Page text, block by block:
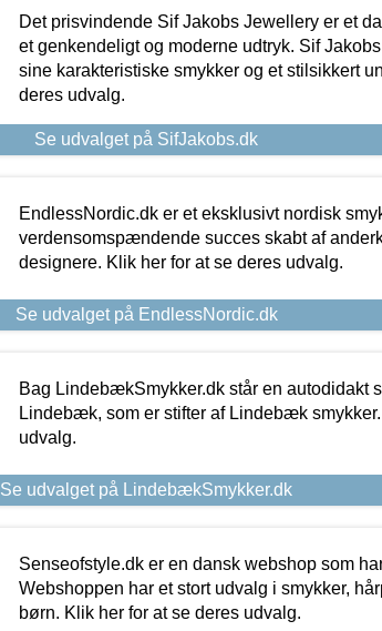
Det prisvindende Sif Jakobs Jewellery er et
et genkendeligt og moderne udtryk. Sif
sine karakteristiske smykker og et stilsikkert
deres udvalg.
Se udvalget på SifJakobs.dk
EndlessNordic.dk er et eksklusivt nordisk
verdensomspændende succes skabt af
designere. Klik her for at se deres udvalg.
Se udvalget på EndlessNordic.dk
Bag LindebækSmykker.dk står en autodidakt
Lindebæk, som er stifter af Lindebæk
udvalg.
Se udvalget på LindebækSmykker.dk
Senseofstyle.dk er en dansk webshop som
Webshoppen har et stort udvalg i smykker,
børn. Klik her for at se deres udvalg.